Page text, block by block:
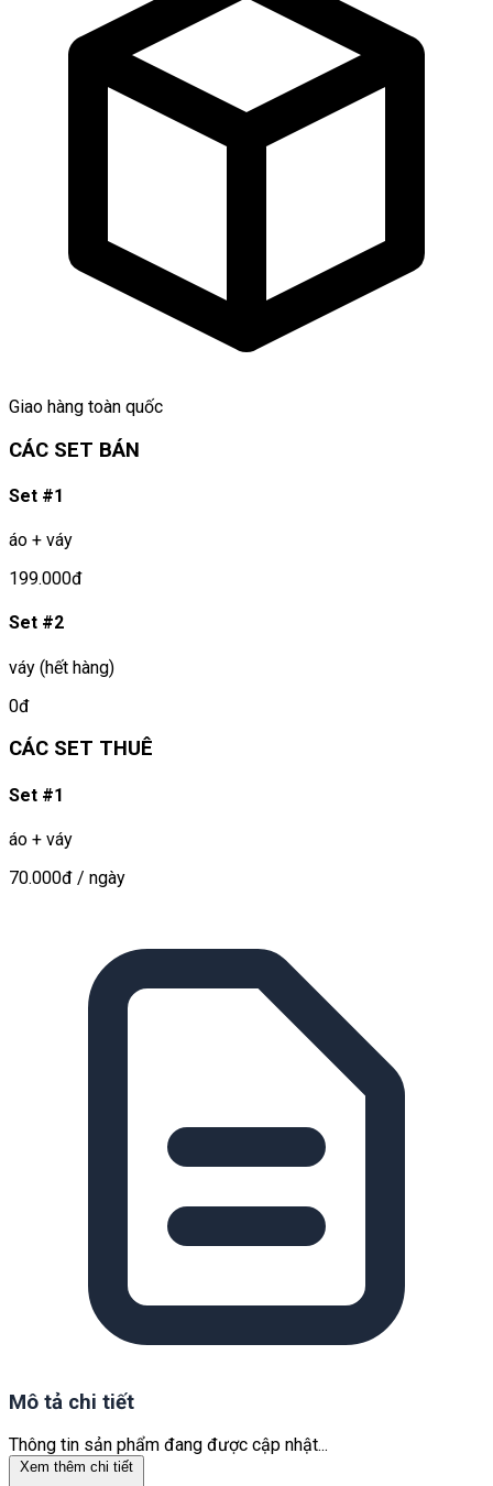
Giao hàng toàn quốc
CÁC SET BÁN
Set #1
áo + váy
199.000đ
Set #2
váy (hết hàng)
0đ
CÁC SET THUÊ
Set #1
áo + váy
70.000đ / ngày
Mô tả chi tiết
Thông tin sản phẩm đang được cập nhật...
Xem thêm chi tiết